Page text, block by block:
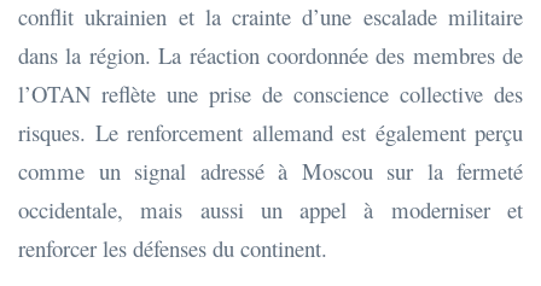
conflit ukrainien et la crainte d’une escalade militaire
dans la région. La réaction coordonnée des membres de
l’OTAN reflète une prise de conscience collective des
risques. Le renforcement allemand est également perçu
comme un signal adressé à Moscou sur la fermeté
occidentale, mais aussi un appel à moderniser et
renforcer les défenses du continent.